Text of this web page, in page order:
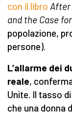
con il libro After
and the Case
popolazione,
persone).
L’allarme dei
reale,
Unite. Il tasso
che una donna